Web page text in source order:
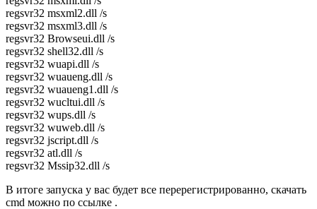
regsvr32 msxml2.dll /s
regsvr32 msxml3.dll /s
regsvr32 Browseui.dll /s
regsvr32 shell32.dll /s
regsvr32 wuapi.dll /s
regsvr32 wuaueng.dll /s
regsvr32 wuaueng1.dll /s
regsvr32 wucltui.dll /s
regsvr32 wups.dll /s
regsvr32 wuweb.dll /s
regsvr32 jscript.dll /s
regsvr32 atl.dll /s
regsvr32 Mssip32.dll /s
В итоге запуска у вас будет все перерегистрированно, скачать
cmd можно по ссылке .